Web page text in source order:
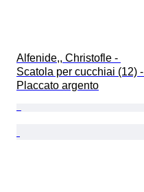
Alfenide,, Christofle -
Scatola per cucchiai (12) -
Placcato argento